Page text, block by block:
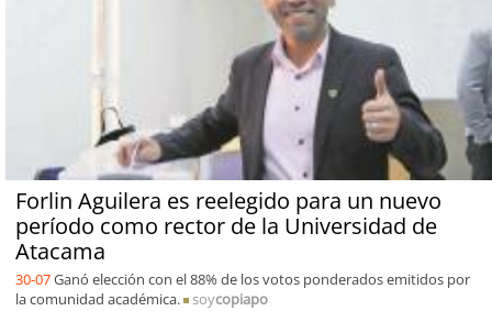
Forlin Aguilera es reelegido para un nuevo
período como rector de la Universidad de
Atacama
30-07Ganó elección con el 88% de los votos ponderados emitidos por
la comunidad académica.
soycopiapo